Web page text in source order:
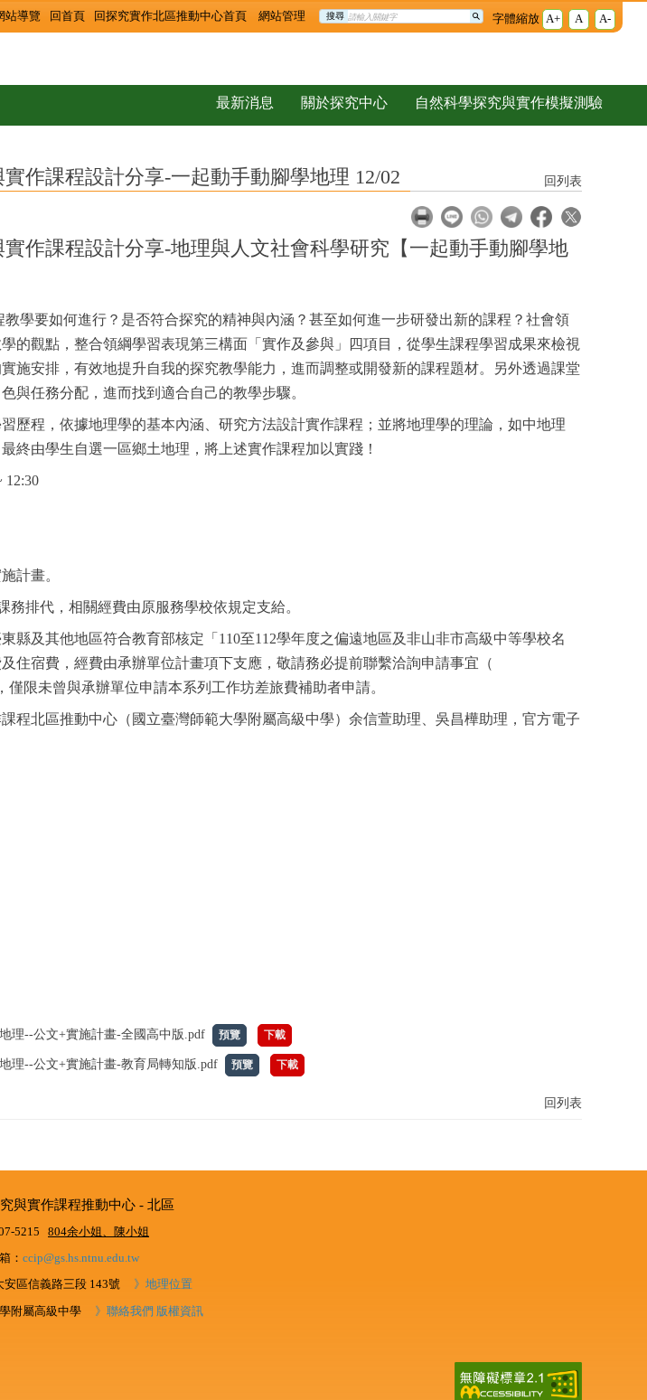
站導覽 回首頁 回探究實作北區推動中心首頁 網站管理 搜尋 字體縮放 A+ A A-
起動手動腳學地理 12/02 - 高級中等學校探究與實作課
最新消息 關於探究中心
自然科學探究與實作模擬測驗
作課程設計分享-一起動手動腳學地理 12/02 回列表
實作課程設計分享-地理與人文社會科學研究【一起動手動腳學地
學要如何進行？是否符合探究的精神與內涵？甚至如何進一步研發出新的課程？社會領
的觀點，整合領綱學習表現第三構面「實作及參與」四項目，從學生課程學習成果來檢視
施安排，有效地提升自我的探究教學能力，進而調整或開發新的課程題材。另外透過課堂
與任務分配，進而找到適合自己的教學步驟。
歷程，依據地理學的基本內涵、研究方法設計實作課程；並將地理學的理論，如中地理
終由學生自選一區鄉土地理，將上述實作課程加以實踐！
12:30
計畫。
排代，相關經費由原服務學校依規定支給。
縣及其他地區符合教育部核定「110至112學年度之偏遠地區及非山非市高級中等學校名
住宿費，經費由承辦單位計畫項下支應，敬請務必提前聯繫洽詢申請事宜（
限未曾與承辦單位申請本系列工作坊差旅費補助者申請。
程北區推動中心（國立臺灣師範大學附屬高級中學）余信萱助理、吳昌樺助理，官方電子
理--公文+實施計畫-全國高中版.pdf 預覽 下載
理--公文+實施計畫-教育局轉知版.pdf 預覽 下載
回列表
與實作課程推動中心 - 北區
5215 804余小姐、陳小姐
： ccip@gs.hs.ntnu.edu.tw
安區信義路三段 143號 》地理位置
附屬高級中學 》聯絡我們 版權資訊